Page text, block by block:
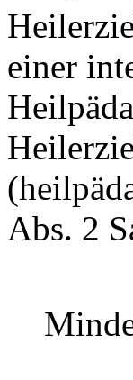
einer
Abs. 2